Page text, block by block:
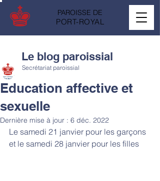
PAROISSE DE
PORT-ROYAL
Education affective et
sexuelle
Secrétariat paroissial
Dernière mise à jour : 6 déc. 2022
Le samedi 21 janvier pour les garçons
et le samedi 28 janvier pour les filles
Le blog paroissial